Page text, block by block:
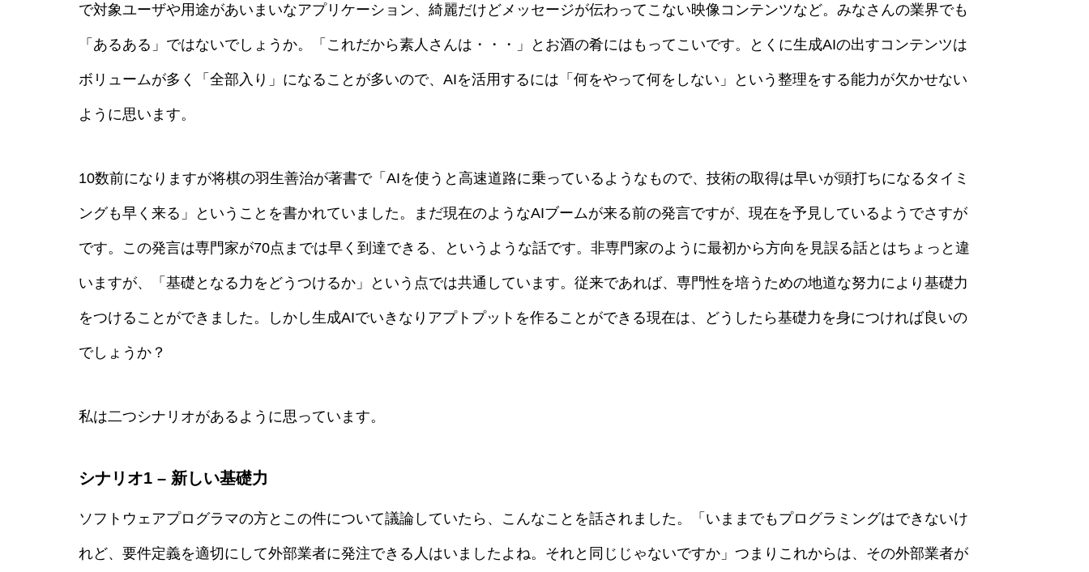
で対象ユーザや用途があいまいなアプリケーション、綺麗だけどメッセージが伝わってこない映像コンテンツなど。みなさんの業界でも
「あるある」ではないでしょうか。「これだから素人さんは・・・」とお酒の肴にはもってこいです。とくに生成AIの出すコンテンツは
ボリュームが多く「全部入り」になることが多いので、AIを活用するには「何をやって何をしない」という整理をする能力が欠かせない
ように思います。
10数前になりますが将棋の羽生善治が著書で「AIを使うと高速道路に乗っているようなもので、技術の取得は早いが頭打ちになるタイミ
ングも早く来る」ということを書かれていました。まだ現在のようなAIブームが来る前の発言ですが、現在を予見しているようでさすが
です。この発言は専門家が70点までは早く到達できる、というような話です。非専門家のように最初から方向を見誤る話とはちょっと違
いますが、「基礎となる力をどうつけるか」という点では共通しています。従来であれば、専門性を培うための地道な努力により基礎力
をつけることができました。しかし生成AIでいきなりアプトプットを作ることができる現在は、どうしたら基礎力を身につければ良いの
でしょうか？
私は二つシナリオがあるように思っています。
シナリオ1 – 新しい基礎力
ソフトウェアプログラマの方とこの件について議論していたら、こんなことを話されました。「いままでもプログラミングはできないけ
れど、要件定義を適切にして外部業者に発注できる人はいましたよね。それと同じじゃないですか」つまりこれからは、その外部業者が